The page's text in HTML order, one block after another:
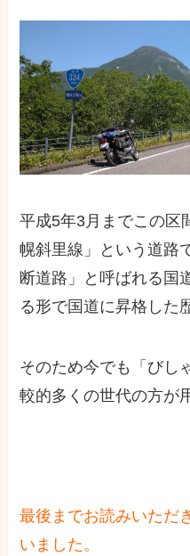
平成5年3月までこの区
幌斜里線」という道路
断道路」と呼ばれる国
る形で国道に昇格した
そのため今でも「びし
較的多くの世代の方が
最後までお読みいただ
いました。